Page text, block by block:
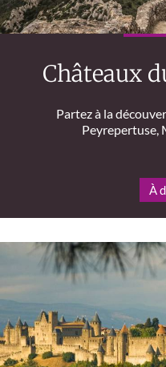
Châteaux
Partez à la
Peyrepertuse,
À